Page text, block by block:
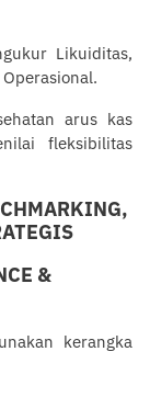
Likuiditas,
arus kas
fleksibilitas
&
kerangka